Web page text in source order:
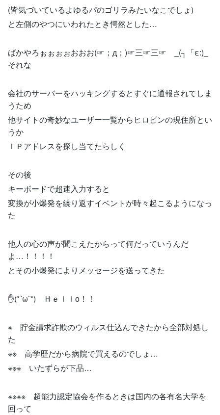
(皆気づいているよゆるパのゴリラみたいなこでしょ)
と左側のやつにいわれたとき愕然とした…
ばかやろぉぉぉぉおおお(☞；д；)☞三☞三☞ _(┐「ε:)_
それな
会社のサーバーをハッキングするとすぐに通報されてしま
うため
他サイトの奇妙なユーザー一覧からヒロピンの現住所とい
うか
ＩＰアドレスを探し当てたらしく
その後
キーボードで超速入力すると
変換が小爆発を繰り返すイベントが時々起こるようになっ
た
他人の心の声が聞こえたからって何だっていうんだ
よ…！！！！
とその小爆発によりメッセージを送ってきた
✋(*´ω`*) Ｈｅｌｌо！！
※ 貯金請求詐欺のウィルス仕込んできたから全部対処し
た
※※ 高学歴だから病院で買えるのでしょ…
※※※ いたずらが下品…
※※※※ 超能力認定協会を作るときは国内の各有名大学を
回って